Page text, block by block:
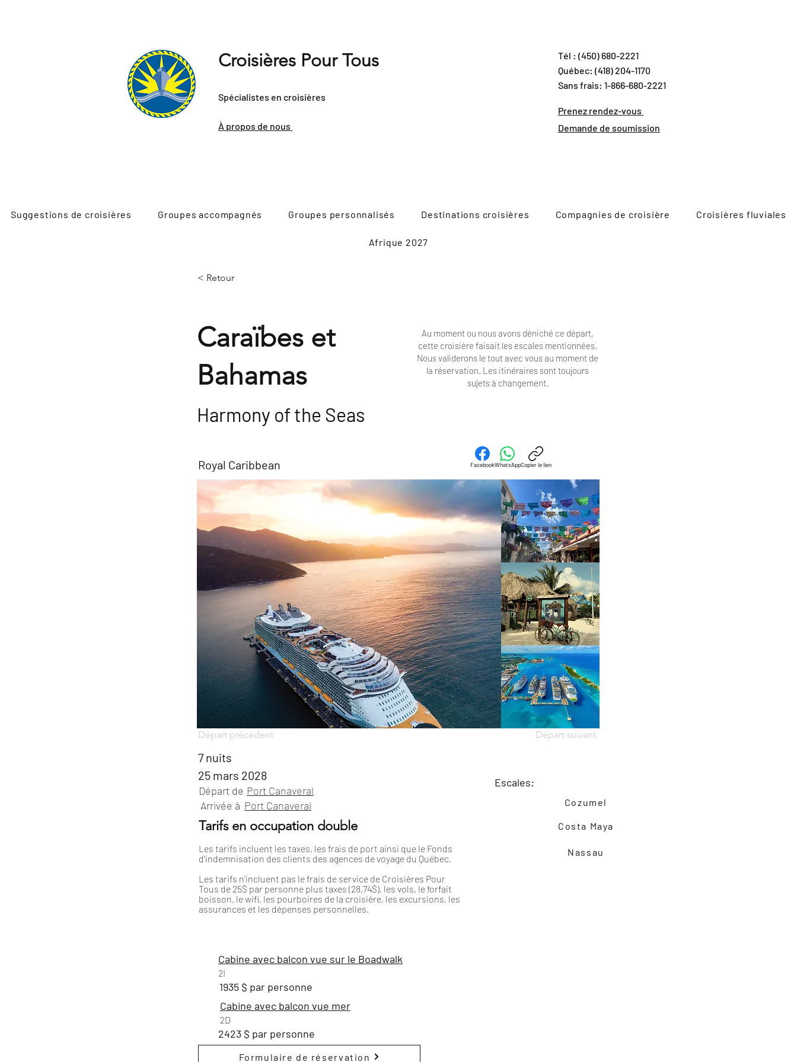
Croisières Pour Tous
Spécialistes en croisières
À propos de nous
Tél : (450) 680-2221
Québec: (418) 204-1170
Sans frais: 1-866-680-2221
Prenez rendez-vous
Demande de soumission
Suggestions de croisières Groupes accompagnés Groupes personnalisés Destinations croisières Compagnies de croisière Croisières fluviales
Afrique 2027
< Retour
Caraïbes et
Bahamas
Au moment ou nous avons déniché ce départ,
cette croisière faisait les escales mentionnées.
Nous validerons le tout avec vous au moment de
la réservation. Les itinéraires sont toujours
sujets à changement.
Harmony of the Seas
Royal Caribbean FacebookWhatsAppCopier le lien
Départ précédent
7 nuits
Départ suivant
25 mars 2028 Escales:
Départ de
Arrivée à
Port Canaveral
Tarifs en occupation double Costa Maya
Cozumel
Port Canaveral
Les tarifs incluent les taxes, les frais de port ainsi que le Fonds
d'indemnisation des clients des agences de voyage du Québec.
Les tarifs n'incluent pas le frais de service de Croisières Pour
Tous de 25$ par personne plus taxes (28,74$), les vols, le forfait
boisson, le wifi, les pourboires de la croisière, les excursions, les
assurances et les dépenses personnelles.
Nassau
Cabine avec balcon vue sur le Boadwalk
2I
1935 $ par personne
Cabine avec balcon vue mer
2D
2423 $ par personne
Formulaire de réservation